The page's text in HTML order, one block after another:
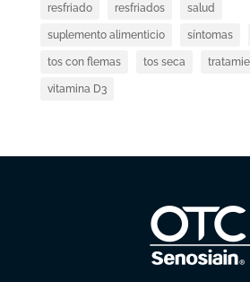
resfriado resfriados salud
suplemento alimenticio síntomas
tos con flemas tos seca
vitamina D3